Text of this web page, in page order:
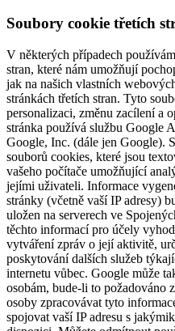
Soubory cookie třetích
V některých případech
stran, které nám umožňují
jak na našich vlastních
stránkách třetích stran. Tyto
personalizaci, změnu zacílení a
stránka používá službu Google
Google, Inc. (dále jen Google).
souborů cookies, které jsou
vašeho počítače umožňující
jejími uživateli. Informace
stránky (včetně vaší IP adresy)
uložen na serverech ve
těchto informací pro účely
vytváření zpráv o její aktivitě,
poskytování dalších služeb
internetu vůbec. Google může
osobám, bude-li to požadováno
osoby zpracovávat tyto
spojovat vaší IP adresu s